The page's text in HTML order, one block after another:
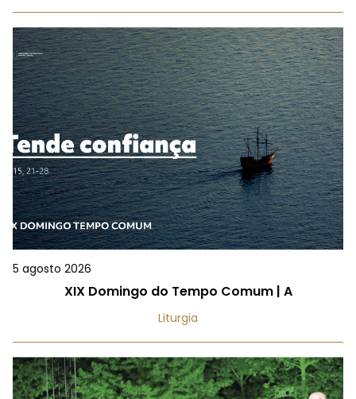
5 agosto 2026
XIX Domingo do Tempo Comum | A
Liturgia